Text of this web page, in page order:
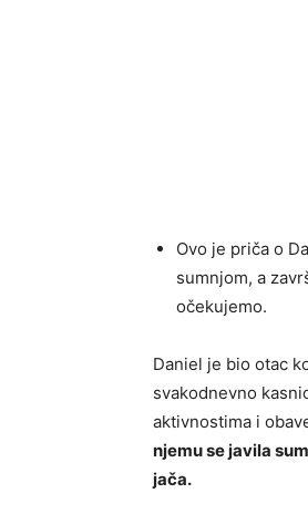
Ovo je priča o
sumnjom, a
očekujemo.
Daniel je bio otac
svakodnevno
aktivnostima i
njemu se javila
jača.